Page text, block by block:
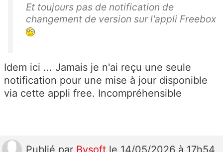
Et toujours pas de notification de
changement de version sur l'appli Freebox
Idem ici ... Jamais je n'ai reçu une seule
notification pour une mise à jour disponible
via cette appli free. Incompréhensible
Publié par Bysoft le 14/05/2026 à 17h54